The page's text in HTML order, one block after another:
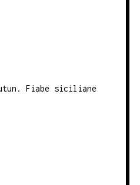
Fiabe siciliane